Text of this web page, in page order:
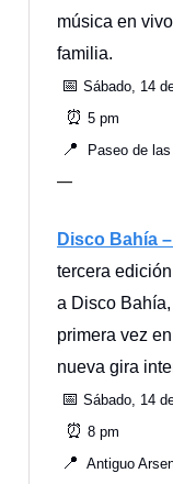
música en
familia.
📅 Sábado, 14
⏰ 5 pm
📍 Paseo de
—
Disco Bahía
tercera
a Disco
primera vez
nueva gira
📅 Sábado, 14
⏰ 8 pm
📍 Antiguo